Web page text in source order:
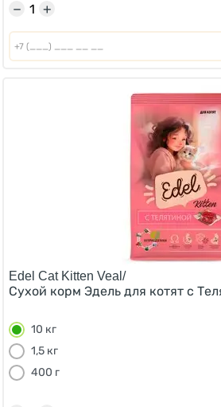
+
−
Edel Cat Kitten Veal/
Сухой корм Эдель для котят с
10 кг
1,5 кг
400 г